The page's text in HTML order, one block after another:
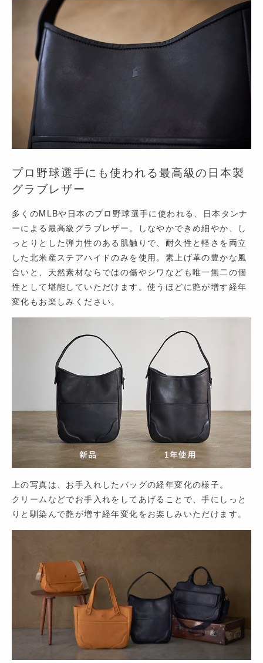
プロ野球選手にも使われる最高級の日本製
グラブレザー
多くのMLBや日本のプロ野球選手に使われる、日本タンナ
ーによる最高級グラブレザー。しなやかできめ細やか、し
っとりとした弾力性のある肌触りで、耐久性と軽さを両立
した北米産ステアハイドのみを使用。素上げ革の豊かな風
合いと、天然素材ならではの傷やシワなども唯一無二の個
性として堪能していただけます。使うほどに艶が増す経年
変化もお楽しみください。
上の写真は、お手入れしたバッグの経年変化の様子。
クリームなどでお手入れをしてあげることで、手にしっと
りと馴染んで艶が増す経年変化をお楽しみいただけます。